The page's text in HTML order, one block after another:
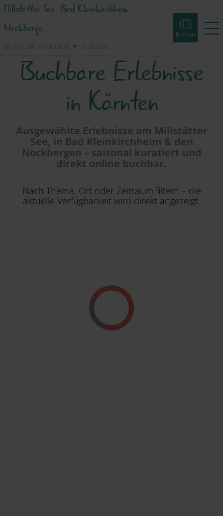
Millstätter See. Bad Kleinkirchheim.
Nockberge.
Buchen
Buchen Erlebnisse Webcams Touren Events
Unterkünfte
Erleben
Inspirieren
Buchbare Erlebnisse
in Kärnten
Ausgewählte Erlebnisse am Millstätter
See, in Bad Kleinkirchheim & den
Nockbergen – saisonal kuratiert und
direkt online buchbar.
Nach Thema, Ort oder Zeitraum filtern – die
aktuelle Verfügbarkeit wird direkt angezeigt.